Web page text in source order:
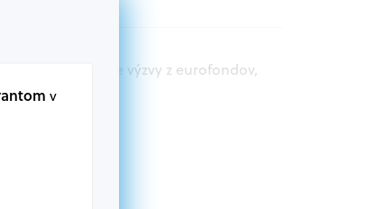
nájdete aktuálne výzvy z eurofondov,
subjekt, komerčný alebo nekomerčný,
v Nórsku alebo na Slovensku,
agentúra aktívne zapojená a efektívne
v